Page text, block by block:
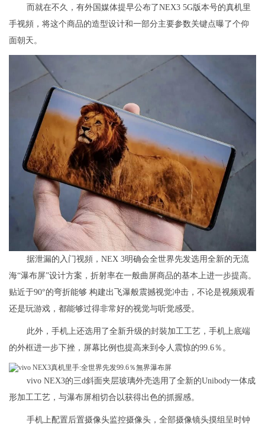
而就在不久，有外国媒体提早公布了NEX3 5G版本号的真机里
手视頻，将这个商品的造型设计和一部分主要参数关键点曝了个仰
面朝天。
据泄漏的入门视頻，NEX 3明确会全世界先发选用全新的无流
海“瀑布屏”设计方案，折射率在一般曲屏商品的基本上进一步提高。
贴近于90°的弯折能够 构建出飞瀑般震撼视觉冲击，不论是视频观看
还是玩游戏，都能够过得非常好的视觉与听觉感受。
此外，手机上还选用了全新升级的封裝加工工艺，手机上底端
的外框进一步下挫，屏幕比例也提高来到令人震惊的99.6％。
vivo NEX3的三d斜面夹层玻璃外壳选用了全新的Unibody一体成
形加工工艺，与瀑布屏相切合以获得出色的抓握感。
手机上配置后置摄像头监控摄像头，全部摄像镜头摸组呈时钟